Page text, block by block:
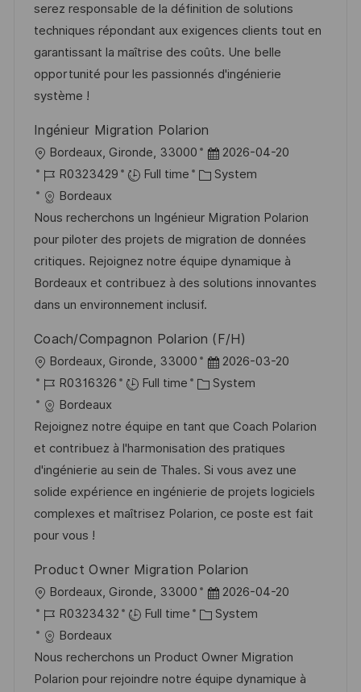
o
n
d
D
a
t
e
g
o
r
y
serez responsable de la définition de solutions
techniques répondant aux exigences clients tout en
garantissant la maîtrise des coûts. Une belle
opportunité pour les passionnés d'ingénierie
système !
Ingénieur Migration Polarion
L
o
c
a
t
i
o
n
Bordeaux, Gironde, 33000
P
o
t
e
d
D
a
e
2026-04-20
J
o
b
I
d
R0323429 Full time
C
t
e
g
o
r
System
Bordeaux
Nous recherchons un Ingénieur Migration Polarion
pour piloter des projets de migration de données
critiques. Rejoignez notre équipe dynamique à
Bordeaux et contribuez à des solutions innovantes
dans un environnement inclusif.
Coach/Compagnon Polarion (F/H)
L
o
c
a
t
i
o
n
Bordeaux, Gironde, 33000
P
o
t
e
d
D
a
2026-03-20
J
o
b
I
d
R0316326 Full time
C
t
e
g
o
r
System
Bordeaux
Rejoignez notre équipe en tant que Coach Polarion
et contribuez à l'harmonisation des pratiques
d'ingénierie au sein de Thales. Si vous avez une
solide expérience en ingénierie de projets logiciels
complexes et maîtrisez Polarion, ce poste est fait
pour vous !
Product Owner Migration Polarion
L
o
c
a
t
Bordeaux, Gironde, 33000
P
o
t
e
2026-04-20
J
o
b
I
R0323432 Full time
C
t
e
System
Bordeaux
Nous recherchons un Product Owner Migration
Polarion pour rejoindre notre équipe dynamique à